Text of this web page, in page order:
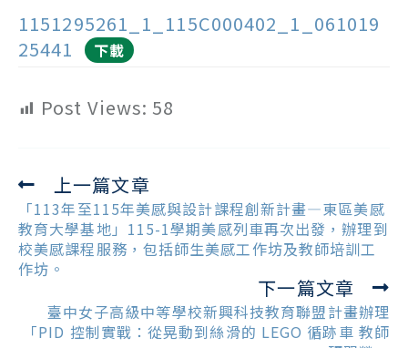
1151295261_1_115C000402_1_061019
25441
下載
Post Views: 58
Read
more
articles
上一篇文章
「113年至115年美感與設計課程創新計畫—東區美感
教育大學基地」115-1學期美感列車再次出發，辦理到
校美感課程服務，包括師生美感工作坊及教師培訓工
作坊。
下一篇文章
臺中女子高級中等學校新興科技教育聯盟計畫辦理
「PID 控制實戰：從晃動到絲滑的 LEGO 循跡車 教師